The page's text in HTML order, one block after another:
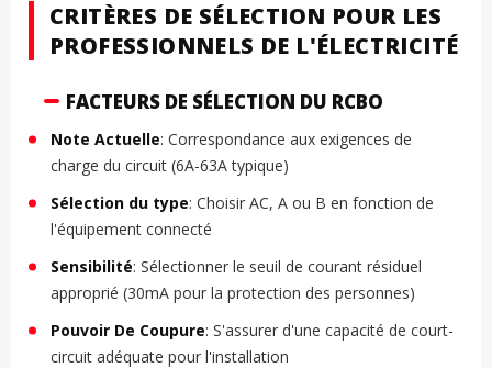
CRITÈRES DE SÉLECTION POUR LES
PROFESSIONNELS DE L'ÉLECTRICITÉ
FACTEURS DE SÉLECTION DU RCBO
Note Actuelle: Correspondance aux exigences de
charge du circuit (6A-63A typique)
Sélection du type: Choisir AC, A ou B en fonction de
l'équipement connecté
Sensibilité: Sélectionner le seuil de courant résiduel
approprié (30mA pour la protection des personnes)
Pouvoir De Coupure: S'assurer d'une capacité de court-
circuit adéquate pour l'installation